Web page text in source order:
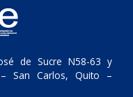
de Sucre N58-63 y
San Carlos, Quito –